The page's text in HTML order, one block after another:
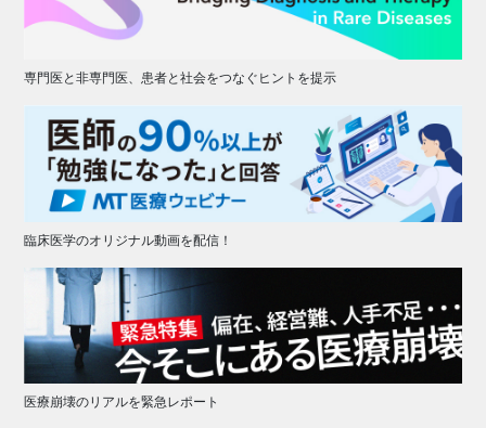
専門医と非専門医、患者と社会をつなぐヒントを提示
臨床医学のオリジナル動画を配信！
医療崩壊のリアルを緊急レポート